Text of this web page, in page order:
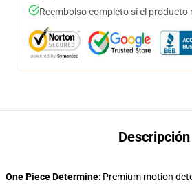
Reembolso completo si el producto
Descripción
One Piece Determine: Premium motion